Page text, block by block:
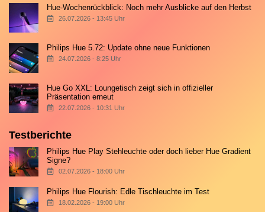
Hue-Wochenrückblick: Noch mehr Ausblicke auf den Herbst
26.07.2026 - 13:45 Uhr
Philips Hue 5.72: Update ohne neue Funktionen
24.07.2026 - 8:25 Uhr
Hue Go XXL: Loungetisch zeigt sich in offizieller
Präsentation erneut
22.07.2026 - 10:31 Uhr
Testberichte
Philips Hue Play Stehleuchte oder doch lieber Hue Gradient
Signe?
02.07.2026 - 18:00 Uhr
Philips Hue Flourish: Edle Tischleuchte im Test
18.02.2026 - 19:00 Uhr